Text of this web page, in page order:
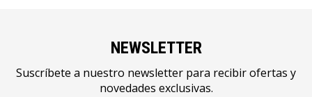
NEWSLETTER
Suscríbete a nuestro newsletter para recibir ofertas y
novedades exclusivas.